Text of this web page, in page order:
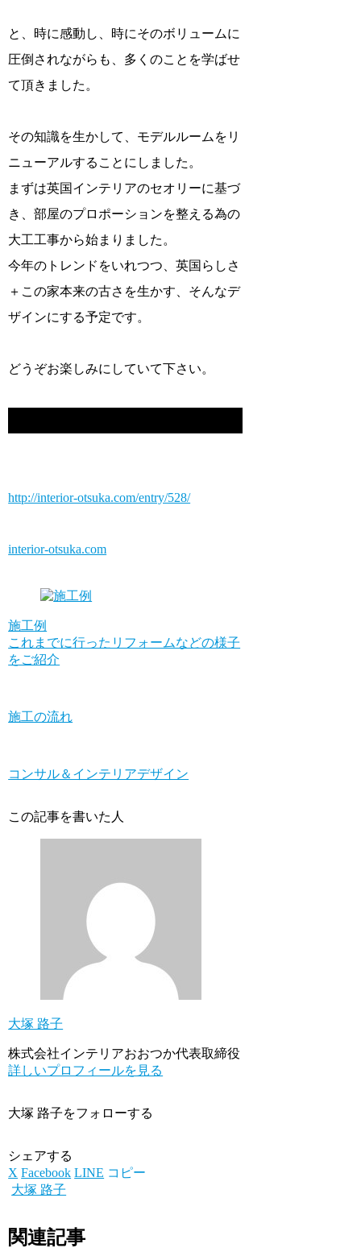
と、時に感動し、時にそのボリュームに
圧倒されながらも、多くのことを学ばせ
て頂きました。
その知識を生かして、モデルルームをリ
ニューアルすることにしました。
まずは英国インテリアのセオリーに基づ
き、部屋のプロポーションを整える為の
大工工事から始まりました。
今年のトレンドをいれつつ、英国らしさ
＋この家本来の古さを生かす、そんなデ
ザインにする予定です。
どうぞお楽しみにしていて下さい。
http://interior-otsuka.com/entry/528/
interior-otsuka.com
施工例
これまでに行ったリフォームなどの様子
をご紹介
施工の流れ
コンサル＆インテリアデザイン
この記事を書いた人
大塚 路子
株式会社インテリアおおつか代表取締役
詳しいプロフィールを見る
大塚 路子をフォローする
シェアする
X Facebook LINE コピー
大塚 路子
関連記事